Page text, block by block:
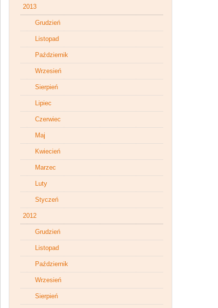
2013
Grudzień
Listopad
Październik
Wrzesień
Sierpień
Lipiec
Czerwiec
Maj
Kwiecień
Marzec
Luty
Styczeń
2012
Grudzień
Listopad
Październik
Wrzesień
Sierpień